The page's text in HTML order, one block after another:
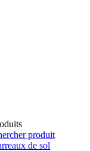
produit
de sol